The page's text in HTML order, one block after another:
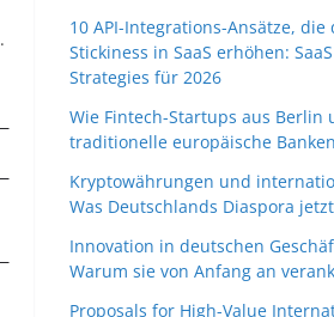
.
10 API-Integrations-Ansätze, die
Stickiness in SaaS erhöhen:
Strategies für 2026
Wie Fintech-Startups aus Berlin
traditionelle europäische
Kryptowährungen und
Was Deutschlands Diaspora
Innovation in deutschen
Warum sie von Anfang an
Proposals for High-Value